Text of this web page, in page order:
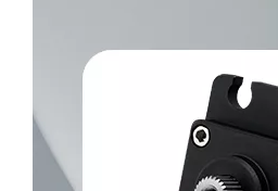
DS-B008-C